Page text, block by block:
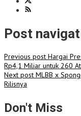
Post
Previous post Hargai
Rp4,1 Miliar untuk 260
Next post MLBB x
Rilisnya
Don't Miss